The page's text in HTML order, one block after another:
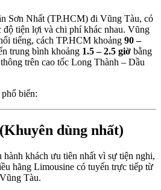
Sơn Nhất (TP.HCM) đi Vũng Tàu, có
tiện lợi và chi phí khác nhau. Vũng
tiếng, cách TP.HCM khoảng 90 –
trung bình khoảng 1.5 – 2.5 giờ bằng
trên cao tốc Long Thành – Dầu
biến:
dùng nhất)
khách ưu tiên nhất vì sự tiện nghi,
hãng Limousine có tuyến trực tiếp từ
Tàu.